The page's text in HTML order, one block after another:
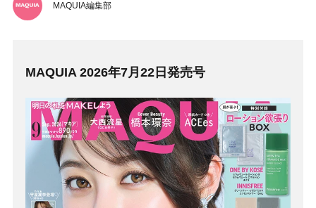
MAQUIA編集部
MAQUIA 2026年7月22日発売号